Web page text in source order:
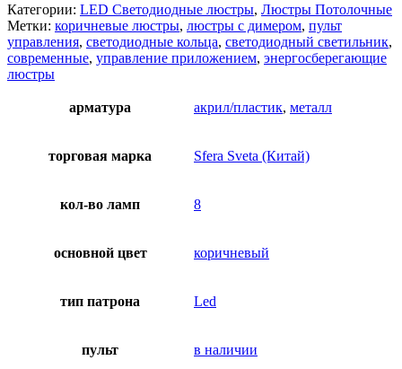
Категории: LED Светодиодные люстры, Люстры Потолочные
Метки: коричневые люстры, люстры с димером, пульт
управления, светодиодные кольца, светодиодный светильник,
современные, управление приложением, энергосберегающие
люстры
арматура акрил/пластик, металл
торговая марка Sfera Sveta (Китай)
кол-во ламп 8
основной цвет коричневый
тип патрона Led
пульт в наличии